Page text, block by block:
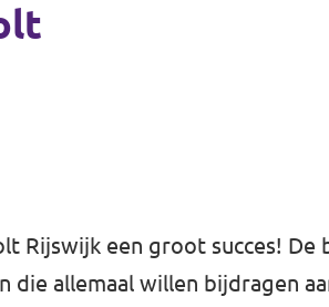
Rijswijk een groot succes!
die allemaal willen bijdragen